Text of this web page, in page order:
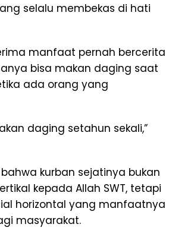
selalu membekas di hati
manfaat pernah bercerita
bisa makan daging saat
ada orang yang
daging setahun sekali,”
kurban sejatinya bukan
kepada Allah SWT, tetapi
horizontal yang manfaatnya
masyarakat.